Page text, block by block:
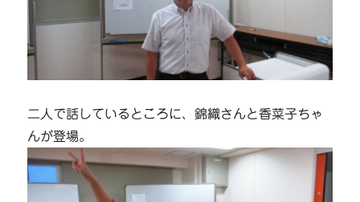
二人で話しているところに、錦織さんと香菜子ちゃ
んが登場。